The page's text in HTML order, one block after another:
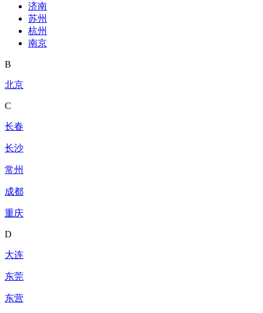
济南
苏州
杭州
南京
B
北京
C
长春
长沙
常州
成都
重庆
D
大连
东莞
东营